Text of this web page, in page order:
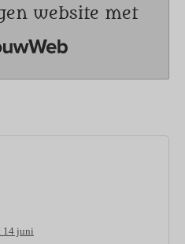
website met
14 juni